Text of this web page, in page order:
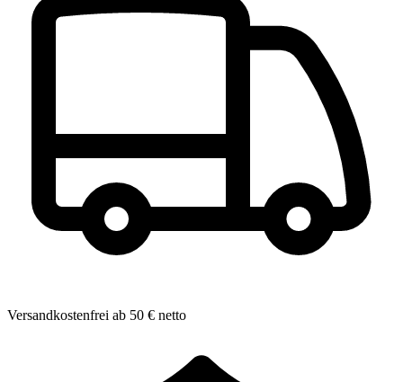
Versandkostenfrei ab 50 € netto